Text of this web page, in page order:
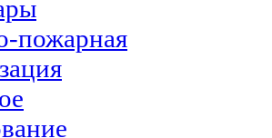
пожарная